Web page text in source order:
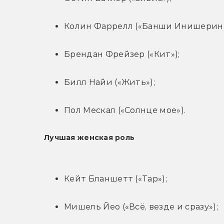
Колин Фаррелл («Банши
Брендан Фрейзер («Кит»);
Билл Найи («Жить»);
Пол Мескал («Солнце мое»).
Лучшая женская роль
Кейт Бланшетт («Тар»);
Мишель Йео («Всё, везде и сразу»);